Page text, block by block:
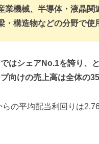
業機械、半導体・液晶関
・構造物などの分野で使
ではシェアNo.1を誇り、
プ向けの売上高は全体の
らの平均配当利回りは